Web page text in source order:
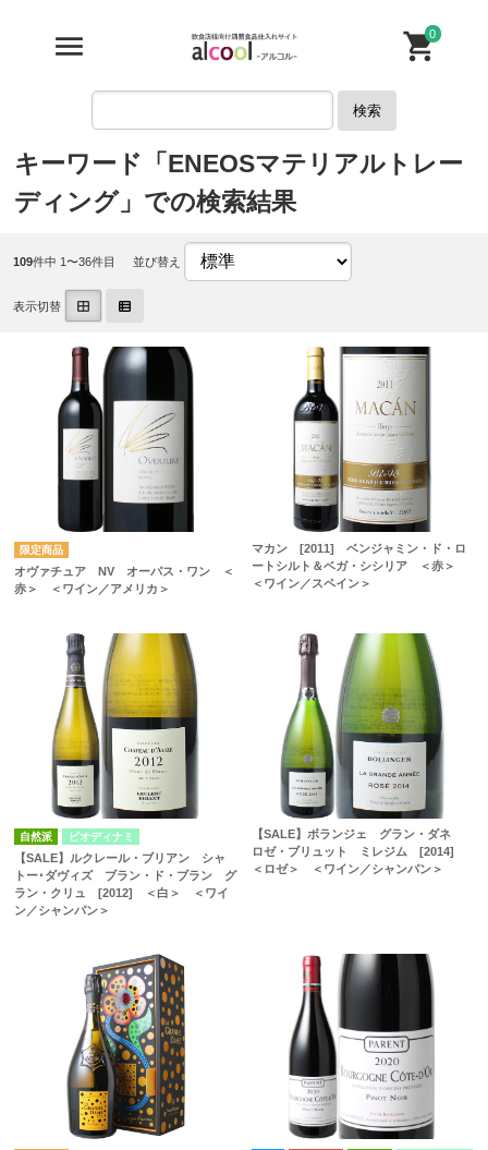
0
検索
キーワード「ENEOSマテリアルトレー
ディング」での検索結果
109件中 1〜36件目 並び替え
表示切替
オヴァチュア NV オーパス・ワン ＜
赤＞ ＜ワイン／アメリカ＞
マカン [2011] ベンジャミン・ド・ロ
ートシルト＆ベガ・シシリア ＜赤＞
＜ワイン／スペイン＞
自然派 ビオディナミ
【SALE】ルクレール・ブリアン シャ
トー･ダヴィズ ブラン・ド・ブラン グ
ラン・クリュ [2012] ＜白＞ ＜ワイ
ン／シャンパン＞
【SALE】ボランジェ グラン・ダネ
ロゼ・ブリュット ミレジム [2014]
＜ロゼ＞ ＜ワイン／シャンパン＞